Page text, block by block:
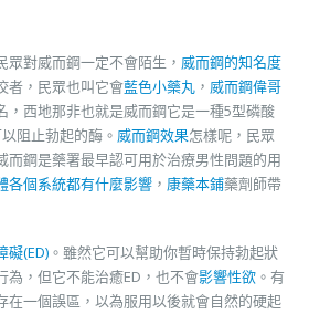
眾對威而鋼一定不會陌生， 威而鋼的知名度
者，民眾也叫它會藍色小藥丸 ， 威而鋼偉哥
，西地那非也就是威而鋼它是一種5型磷酸
阻止勃起的酶。 威而鋼效果怎樣呢，民眾
而鋼是藥署最早認可用於治療男性問題的用
各個系統都有什麼影響 ， 康藥本鋪藥劑師帶
礙(ED) 。雖然它可以幫助你暫時保持勃起狀
為，但它不能治癒ED，也不會影響性欲 。有
在一個誤區，以為服用以後就會自然的硬起